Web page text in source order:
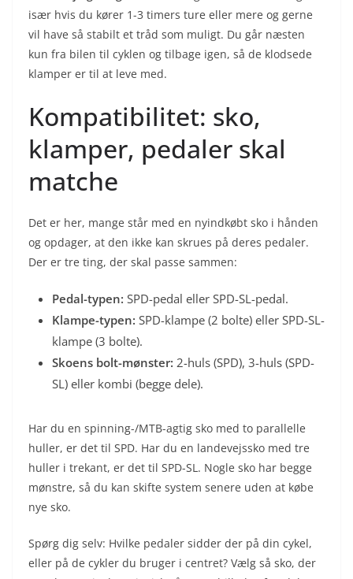
især hvis du kører 1-3 timers ture eller mere og gerne
vil have så stabilt et tråd som muligt. Du går næsten
kun fra bilen til cyklen og tilbage igen, så de klodsede
klamper er til at leve med.
Kompatibilitet: sko,
klamper, pedaler skal
matche
Det er her, mange står med en nyindkøbt sko i hånden
og opdager, at den ikke kan skrues på deres pedaler.
Der er tre ting, der skal passe sammen:
Pedal-typen: SPD-pedal eller SPD-SL-pedal.
Klampe-typen: SPD-klampe (2 bolte) eller SPD-SL-
klampe (3 bolte).
Skoens bolt-mønster: 2-huls (SPD), 3-huls (SPD-
SL) eller kombi (begge dele).
Har du en spinning-/MTB-agtig sko med to parallelle
huller, er det til SPD. Har du en landevejssko med tre
huller i trekant, er det til SPD-SL. Nogle sko har begge
mønstre, så du kan skifte system senere uden at købe
nye sko.
Spørg dig selv: Hvilke pedaler sidder der på din cykel,
eller på de cykler du bruger i centret? Vælg så sko, der